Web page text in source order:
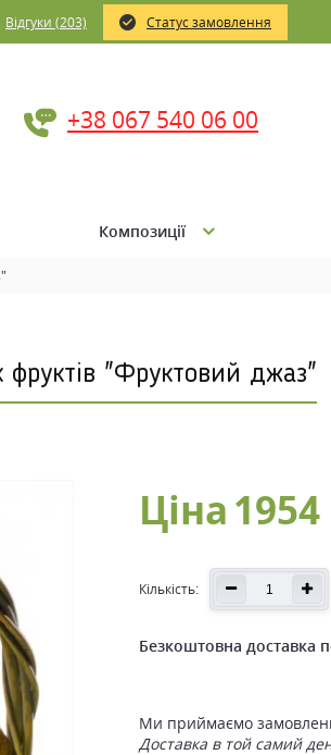
Відгуки (203) Статус замовлення
+38 067 540 06 00
Композиції
фруктів "Фруктовий джаз"
Ціна
Кількість:
Безкоштовна доставка
Ми приймаємо
Доставка в той самий